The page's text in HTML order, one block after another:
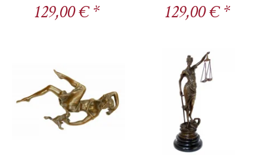
129,00 € * 129,00 € *